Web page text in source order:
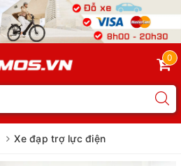
0
Xe đạp trợ lực điện